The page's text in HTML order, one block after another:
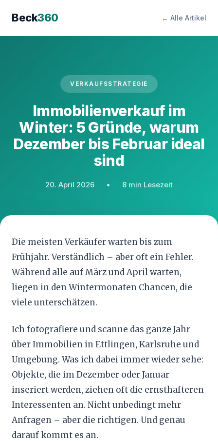
Beck360 ← Alle Artikel
VERKAUFSSTRATEGIE
Immobilienverkauf im
Winter: 5 Gründe, warum
Dezember bis Februar ideal
sind
20. April 2026 • 8 min Lesezeit
Die meisten Verkäufer warten bis zum
Frühjahr. Verständlich – aber oft ein Fehler.
Während alle auf März und April warten,
liegen in den Wintermonaten Chancen, die
viele unterschätzen.
Ich fotografiere und scanne das ganze Jahr
über Immobilien in Ettlingen, Karlsruhe und
Umgebung. Was ich dabei immer wieder sehe:
Objekte, die im Dezember oder Januar
inseriert werden, ziehen oft die ernsthafteren
Interessenten an. Nicht unbedingt mehr
Anfragen – aber die richtigen. Und genau
darauf kommt es an.